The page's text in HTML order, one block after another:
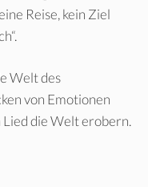
Reise, kein Ziel
Welt des
von Emotionen
Lied die Welt erobern.